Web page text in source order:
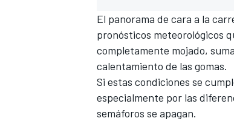
El panorama de cara a la
pronósticos meteorológicos
completamente mojado,
calentamiento de las gomas.
Si estas condiciones se
especialmente por las
semáforos se apagan.